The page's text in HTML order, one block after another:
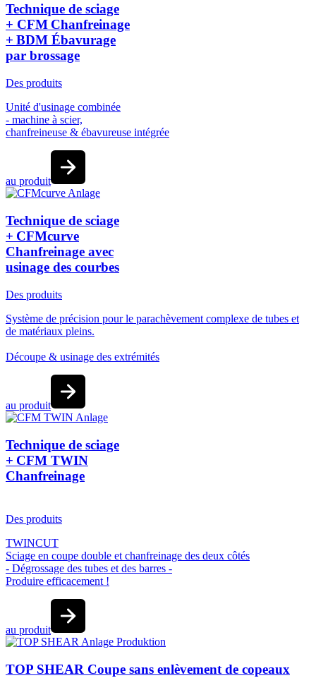
Technique de sciage
+ CFM Chanfreinage
+ BDM Ébavurage
par brossage
Des produits
Unité d'usinage combinée
- machine à scier,
chanfreineuse & ébavureuse intégrée
au produit
Technique de sciage
+ CFMcurve
Chanfreinage avec
usinage des courbes
Des produits
Système de précision pour le parachèvement complexe de tubes et
de matériaux pleins.
Découpe & usinage des extrémités
au produit
Technique de sciage
+ CFM TWIN
Chanfreinage
Des produits
TWINCUT
Sciage en coupe double et chanfreinage des deux côtés
- Dégrossage des tubes et des barres -
Produire efficacement !
au produit
TOP SHEAR Coupe sans enlèvement de copeaux